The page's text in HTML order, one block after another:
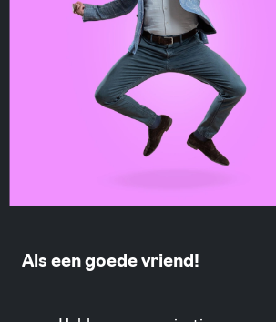
Als een goede vriend!